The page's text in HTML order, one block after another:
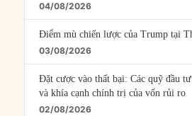
04/08/2026
Điểm mù chiến lược của Trump tại
03/08/2026
Đặt cược vào thất bại: Các quỹ đầu
và khía cạnh chính trị của vốn rủi ro
02/08/2026